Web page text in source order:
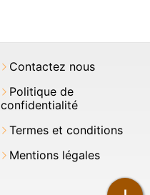
Contactez nous
Politique de
confidentialité
Termes et conditions
Mentions légales